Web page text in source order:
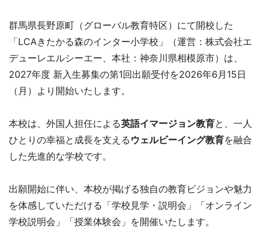
群馬県長野原町（グローバル教育特区）にて開校した
「LCAきたかる森のインター小学校」（運営：株式会社エ
デューレエルシーエー、本社：神奈川県相模原市）は、
2027年度 新入生募集の第1回出願受付を2026年6月15日
（月）より開始いたします。
本校は、外国人担任による英語イマージョン教育と、一人
ひとりの幸福と成長を支える ウェルビーイング教育を融合
した先進的な学校です。
出願開始に伴い、本校が掲げる独自の教育ビジョンや魅力
を体感していただける「学校見学・説明会」「オンライン
学校説明会」「授業体験会」を開催いたします。